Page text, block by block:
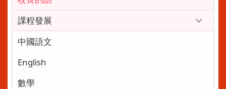
課程發展
中國語文
English
數學